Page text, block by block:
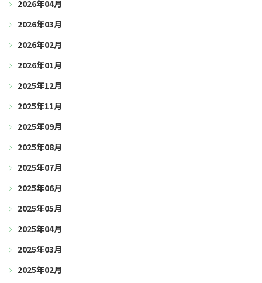
2026年04月
2026年03月
2026年02月
2026年01月
2025年12月
2025年11月
2025年09月
2025年08月
2025年07月
2025年06月
2025年05月
2025年04月
2025年03月
2025年02月